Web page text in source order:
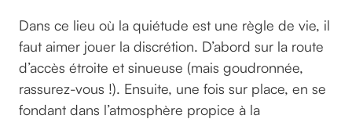
Dans ce lieu où la quiétude est une règle de vie, il
faut aimer jouer la discrétion. D’abord sur la route
d’accès étroite et sinueuse (mais goudronnée,
rassurez-vous !). Ensuite, une fois sur place, en se
fondant dans l’atmosphère propice à la